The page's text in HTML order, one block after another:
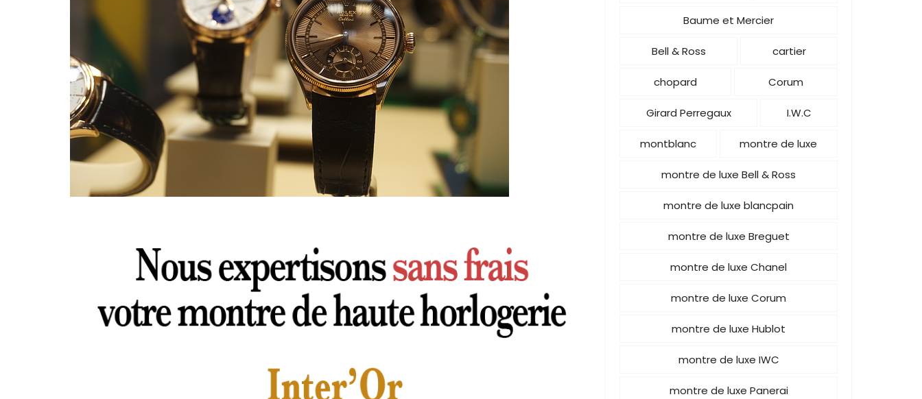
Baume et Mercier
Bell & Ross cartier
chopard Corum
Girard Perregaux I.W.C
montblanc montre de luxe
montre de luxe Bell & Ross
montre de luxe blancpain
montre de luxe Breguet
montre de luxe Chanel
montre de luxe Corum
montre de luxe Hublot
montre de luxe IWC
montre de luxe Panerai